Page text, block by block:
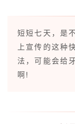
短短七天，是
上宣传的这种
法，可能会给
啊!